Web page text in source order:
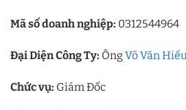
Mã số doanh nghiệp: 0312544964
Đại Diện Công Ty: ÔngVõ Văn Hiếu
Chức vụ: Giám Đốc